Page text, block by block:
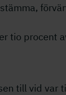
tio procent
till vid var